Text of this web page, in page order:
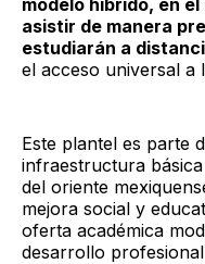
asistir de manera
estudiarán a
el acceso universal a
Este plantel es parte
infraestructura
del oriente
mejora social y
oferta académica
desarrollo